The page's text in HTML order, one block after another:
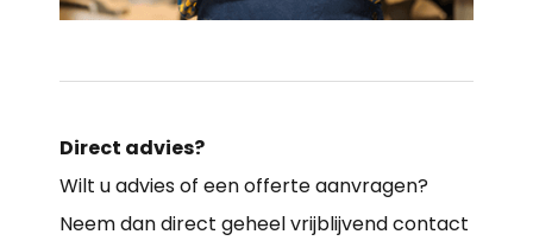
Direct advies?
Wilt u advies of een offerte aanvragen?
Neem dan direct geheel vrijblijvend contact